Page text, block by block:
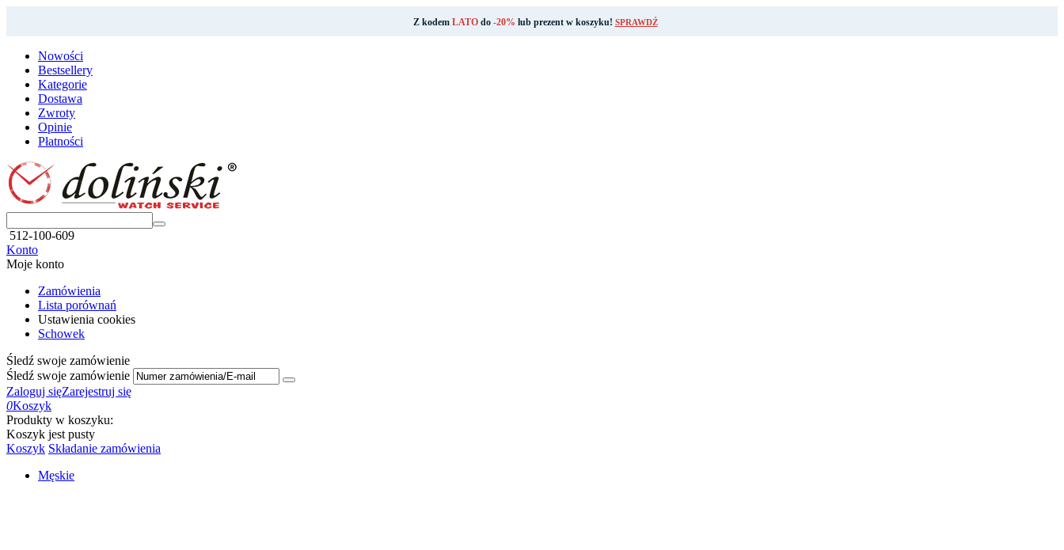
Z kodem LATOdo -20% lub prezent w koszyku! SPRAWDŹ
Nowości
Bestsellery
Kategorie
Dostawa
Zwroty
Opinie
Płatności
512-100-609
Konto
Moje konto
Zamówienia
Lista porównań
Ustawienia cookies
Schowek
Śledź swoje zamówienie
Śledź swoje zamówienie
Zaloguj sięZarejestruj się
0Koszyk
Produkty w koszyku:
Koszyk jest pusty
Koszyk Składanie zamówienia
Męskie